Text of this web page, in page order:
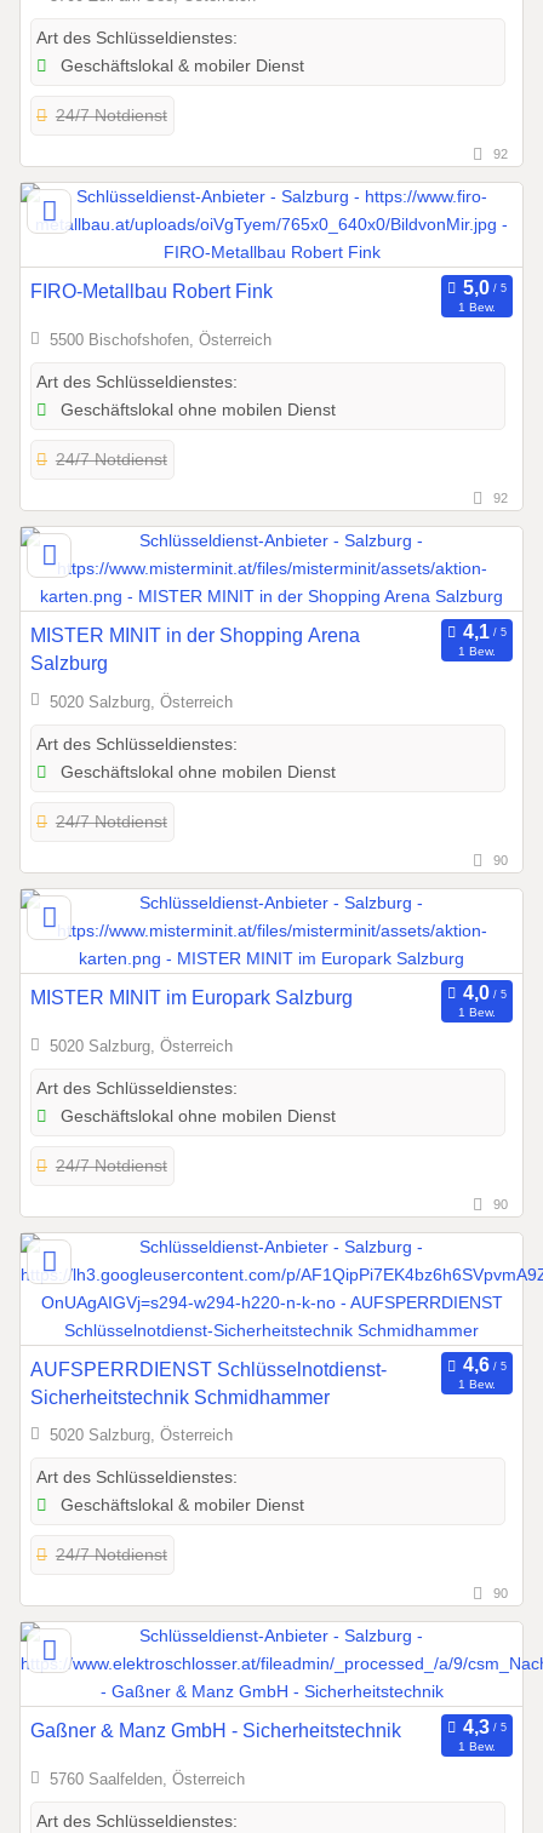
Art des Schlüsseldienstes:
Geschäftslokal & mobiler Dienst
24/7 Notdienst
92
FIRO-Metallbau Robert Fink
1 Bew.
5500 Bischofshofen, Österreich
Art des Schlüsseldienstes:
Geschäftslokal ohne mobilen Dienst
24/7 Notdienst
92
MISTER MINIT in der Shopping Arena
Salzburg
1 Bew.
5020 Salzburg, Österreich
Art des Schlüsseldienstes:
Geschäftslokal ohne mobilen Dienst
24/7 Notdienst
90
MISTER MINIT im Europark Salzburg
1 Bew.
5020 Salzburg, Österreich
Art des Schlüsseldienstes:
Geschäftslokal ohne mobilen Dienst
24/7 Notdienst
90
AUFSPERRDIENST Schlüsselnotdienst-
Sicherheitstechnik Schmidhammer
1 Bew.
5020 Salzburg, Österreich
Art des Schlüsseldienstes:
Geschäftslokal & mobiler Dienst
24/7 Notdienst
90
Gaßner & Manz GmbH - Sicherheitstechnik
1 Bew.
5760 Saalfelden, Österreich
Art des Schlüsseldienstes: